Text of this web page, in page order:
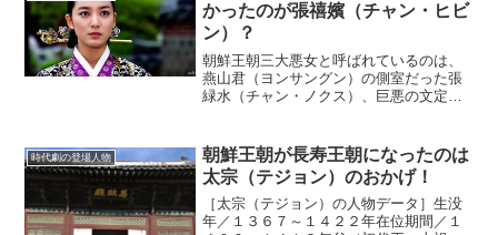
かったのが張禧嬪（チャン・ヒビ
ン）？
朝鮮王朝三大悪女と呼ばれているのは、
燕山君（ヨンサングン）の側室だった張
緑水（チャン・ノクス）、巨悪の文定
嬪（チャン・ヒビン）である。果たし
て、張禧嬪は本当に悪女だった...
時代劇の登場人物
朝鮮王朝が長寿王朝になったのは
太宗（テジョン）のおかげ！
［太宗（テジョン）の人物データ］生没
年／１３６７～１４２２年在位期間／１